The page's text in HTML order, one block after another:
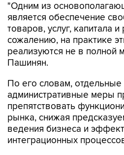
"Одним из
является обеспечение
товаров, услуг, капитала
сожалению, на практике
реализуются не в полной
Пашинян.
По его словам, отдельные
административные меры
препятствовать
рынка, снижая
ведения бизнеса и
интеграционных